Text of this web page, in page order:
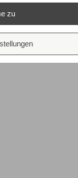
zu